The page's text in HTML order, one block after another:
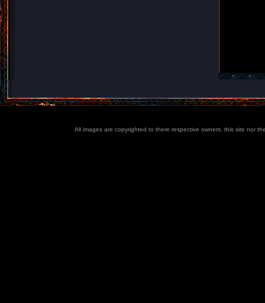
All images are copyrighted to there respective owners, this site nor